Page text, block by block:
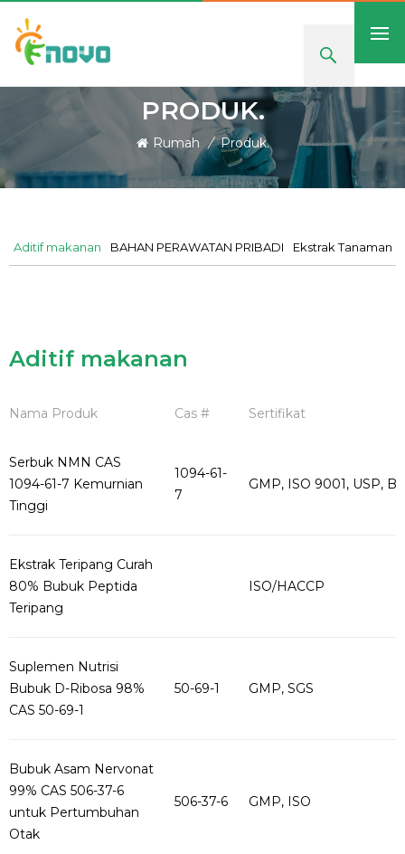
PRODUK.
Rumah / Produk.
Aditif makanan BAHAN PERAWATAN PRIBADI Ekstrak Tanaman
Aditif makanan
Nama Produk Cas # Sertifikat
Serbuk NMN CAS
1094-61-7 Kemurnian
Tinggi
1094-61-
7
GMP, ISO 9001, USP,
Ekstrak Teripang Curah
80% Bubuk Peptida
Teripang
ISO/HACCP
Suplemen Nutrisi
Bubuk D-Ribosa 98%
CAS 50-69-1
50-69-1 GMP, SGS
Bubuk Asam Nervonat
99% CAS 506-37-6
untuk Pertumbuhan
Otak
506-37-6 GMP, ISO